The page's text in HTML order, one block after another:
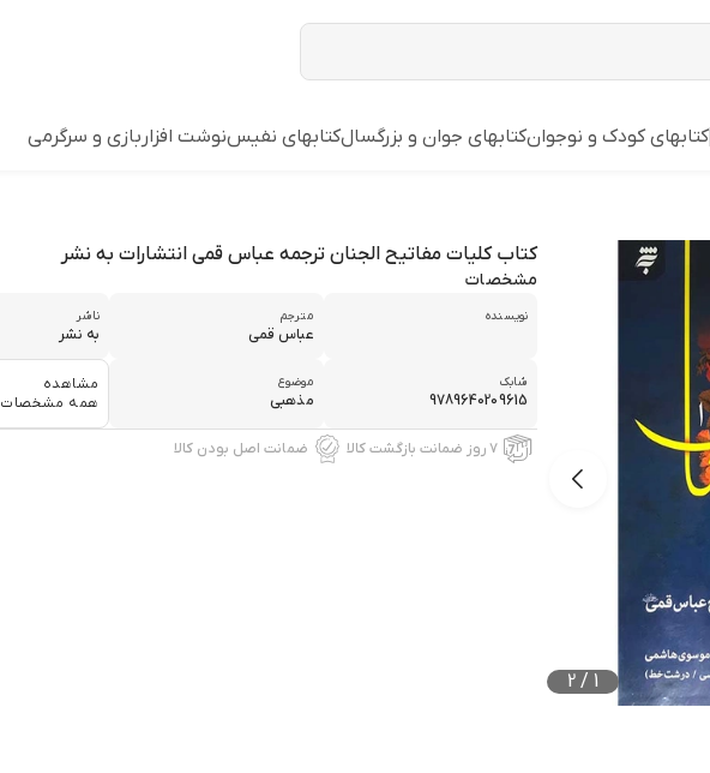
کتابهای کودک و نوجوانکتابهای جوان و بزرگسالکتابهای نفیسنوشت افزار بازي و سرگرمي
1
/
2
کتاب کلیات مفاتیح الجنان ترجمه عباس قمی انتشارات به نشر
مشخصات
نویسنده مترجم
عباس قمی
ناشر
به نشر
شابک
9789640209615
موضوع
مذهبی
مشاهده
همه مشخصات
۷ روز ضمانت بازگشت کالا ضمانت اصل بودن کالا